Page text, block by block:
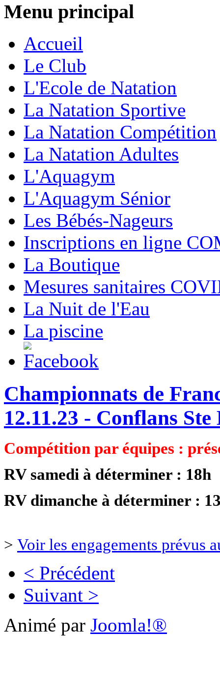
Menu principal
Accueil
Le Club
L'Ecole de Natation
La Natation Sportive
La Natation Compétition
La Natation Adultes
L'Aquagym
L'Aquagym Sénior
Les Bébés-Nageurs
Inscriptions en ligne
La Boutique
Mesures sanitaires
La Nuit de l'Eau
La piscine
Championnats de
12.11.23 - Conflans
Compétition par équipes :
RV samedi à déterminer : 18h
RV dimanche à déterminer :
> Voir les engagements prévus
< Précédent
Suivant >
Animé par Joomla!®